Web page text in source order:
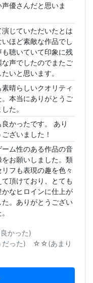
声優さんだと思いま
演じていただいたとは
いほど素敵な作品でし
も聴いていて印象に残
な声でしたのでまたご
いと思います。
素晴らしいクオリティ
。本当にありがとうご
た。
良かったです。 あり
ざいました！
ーム性のある作品の音
をお願いしました。類
フも表現の趣を色々
て頂けており、とても
かなヒロインに仕上が
た。ありがとうござい
かった)
った) ☆☆(あまり